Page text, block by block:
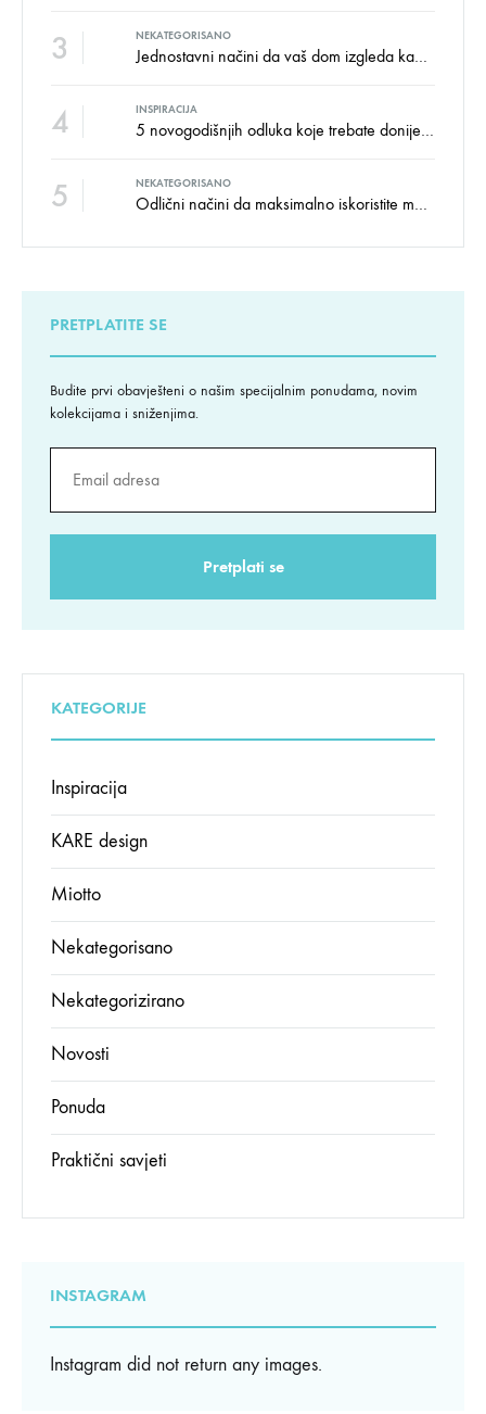
3 NEKATEGORISANO
Jednostavni načini da vaš dom izgleda kao salon namještaja
4 INSPIRACIJA
5 novogodišnjih odluka koje trebate donijeti u vezi izgleda doma
5 NEKATEGORISANO
Odlični načini da maksimalno iskoristite male prostore
PRETPLATITE SE
Budite prvi obavješteni o našim specijalnim ponudama, novim
kolekcijama i sniženjima.
KATEGORIJE
Inspiracija
KARE design
Miotto
Nekategorisano
Nekategorizirano
Novosti
Ponuda
Praktični savjeti
INSTAGRAM
Instagram did not return any images.